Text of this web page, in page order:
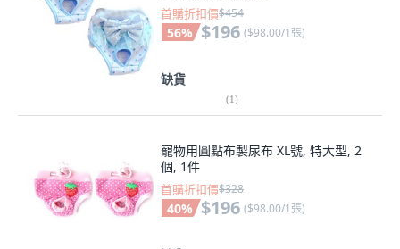
首購折扣價$454
56% $196 ($98.00/1張)
缺貨
(1)
寵物用圓點布製尿布 XL號, 特大型, 2
個, 1件
首購折扣價$328
40% $196 ($98.00/1張)